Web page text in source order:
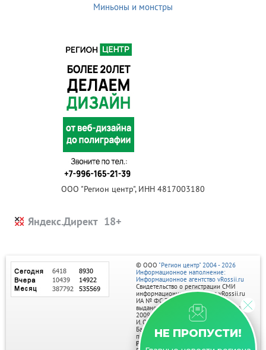
Миньоны и монстры
ООО "Регион центр", ИНН 4817003180
Яндекс.Директ
НЕ ПРОПУСТИ!
© ООО "Регион центр" 2004 - 2026
Информационное наполнение:
Информационное агентство vRossii.ru
Свидетельство о регистрации СМИ
информационного агентства vRossii.ru
ИА № ФС 77‑35502
выдано РОСКОМНАДЗОРом 04 марта
2009г.
И. О. Главного редактора Нарыков А. Н.
Баннеры на портале размещаются на
правах рекламы.
Реклама на портале: